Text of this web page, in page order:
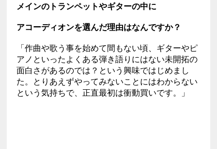
メインのトランペットやギターの中に
アコーディオンを選んだ理由はなんですか？
「作曲や歌う事を始めて間もない頃、ギターやピ
アノといったよくある弾き語りにはない未開拓の
面白さがあるのでは？という興味ではじめまし
た。とりあえずやってみないことにはわからない
という気持ちで、正直最初は衝動買いです。」